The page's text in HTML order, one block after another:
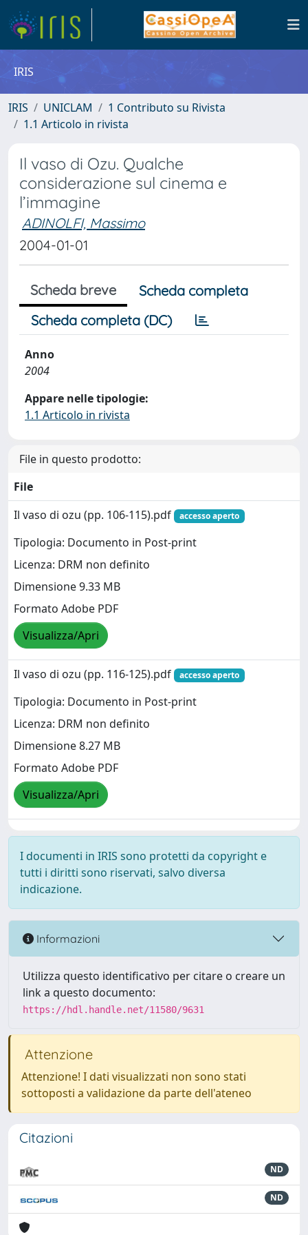
IRIS
IRIS UNICLAM
1 Contributo su Rivista
1.1 Articolo in rivista
Il vaso di Ozu. Qualche
considerazione sul cinema e
l’immagine
ADINOLFI, Massimo
2004-01-01
Scheda breve
Scheda completa
Scheda completa (DC)
Anno
2004
Appare nelle tipologie:
1.1 Articolo in rivista
File in questo prodotto:
File
Il vaso di ozu (pp. 106-115).pdf
accesso aperto
Tipologia: Documento in Post-print
Licenza: DRM non definito
Dimensione 9.33 MB
Formato Adobe PDF
Visualizza/Apri
Il vaso di ozu (pp. 116-125).pdf accesso aperto
Tipologia: Documento in Post-print
Licenza: DRM non definito
Dimensione 8.27 MB
Formato Adobe PDF
Visualizza/Apri
I documenti in IRIS sono protetti da copyright e
tutti i diritti sono riservati, salvo diversa
indicazione.
Informazioni
Utilizza questo identificativo per citare o creare un
link a questo documento:
https://hdl.handle.net/11580/9631
Attenzione
Attenzione! I dati visualizzati non sono stati
sottoposti a validazione da parte dell'ateneo
Citazioni
ND
ND